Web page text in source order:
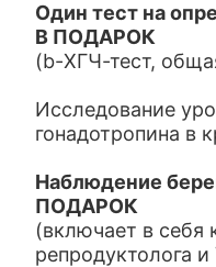
Один тест на
В ПОДАРОК
(b-ХГЧ-тест,
Исследование
гонадотропина в
Наблюдение
ПОДАРОК
(включает в себя
репродуктолога